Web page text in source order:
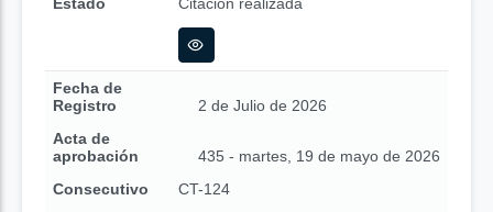
Fecha de
Registro
2 de Julio de 2026
Acta de
aprobación
435 - martes, 19 de mayo de 2026
Consecutivo
CT-124